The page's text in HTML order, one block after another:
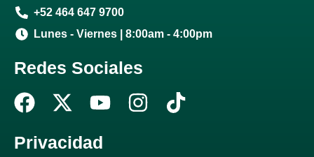
+52 464 647 9700
Lunes - Viernes | 8:00am - 4:00pm
Redes Sociales
F
c
X
t
Y
u
I
T
Privacidad